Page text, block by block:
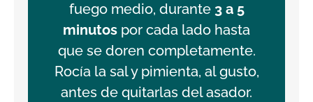
fuego medio, durante 3 a 5
minutos por cada lado hasta
que se doren completamente.
Rocía la sal y pimienta, al gusto,
antes de quitarlas del asador.